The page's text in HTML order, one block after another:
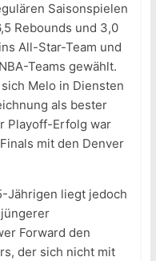
Saisonspielen
Rebounds und 3,0
All-Star-Team und
Teams gewählt.
Melo in Diensten
als bester
Playoff-Erfolg war
mit den Denver
Jährigen liegt jedoch
Forward den
der sich nicht mit